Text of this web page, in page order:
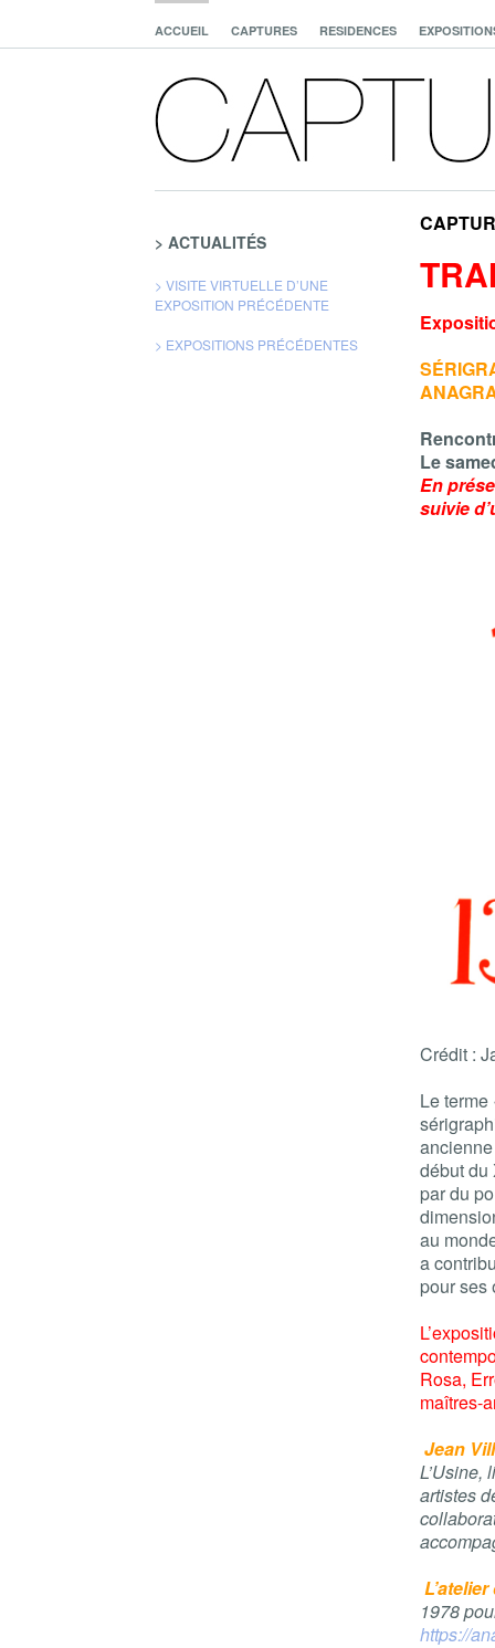
ACCUEIL CAPTURES RESIDENCES
> ACTUALITÉS
> VISITE VIRTUELLE D’UNE
EXPOSITION PRÉCÉDENTE
> EXPOSITIONS PRÉCÉDENTES
Le
En
suivie
Crédit :
Le
début du
par du
au
a
pour
Rosa,
maîtres-
Jean
L’Usine,
artistes
1978
https://